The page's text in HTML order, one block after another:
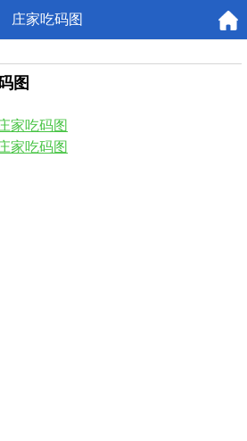
庄家吃码图
图
家吃码图
家吃码图